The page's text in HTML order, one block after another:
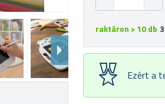
raktáron > 10 db
Ezért a